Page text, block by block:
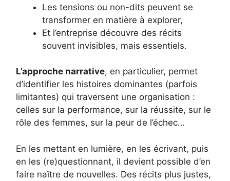
Les tensions ou non-dits peuvent se
transformer en matière à explorer,
Et l’entreprise découvre des récits
souvent invisibles, mais essentiels.
L’approche narrative, en particulier, permet
d’identifier les histoires dominantes (parfois
limitantes) qui traversent une organisation :
celles sur la performance, sur la réussite, sur le
rôle des femmes, sur la peur de l’échec…
En les mettant en lumière, en les écrivant, puis
en les (re)questionnant, il devient possible d’en
faire naître de nouvelles. Des récits plus justes,